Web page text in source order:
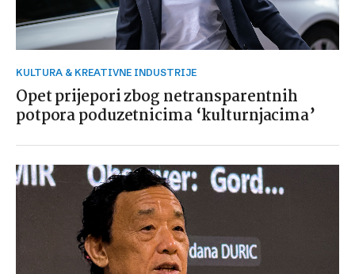
KULTURA & KREATIVNE INDUSTRIJE
Opet prijepori zbog netransparentnih
potpora poduzetnicima ‘kulturnjacima’